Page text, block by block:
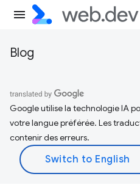
Blog
Google utilise la technologie IA
votre langue préférée. Les
contenir des erreurs.